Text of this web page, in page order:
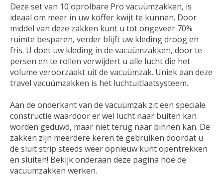
Deze set van 10 oprolbare Pro vacuümzakken, is
ideaal om meer in uw koffer kwijt te kunnen. Door
middel van deze zakken kunt u tot ongeveer 70%
ruimte besparen, verder blijft uw kleding droog en
fris. U doet uw kleding in de vacuümzakken, door te
persen en te rollen verwijdert u alle lucht die het
volume veroorzaakt uit de vacuümzak. Uniek aan deze
travel vacuümzakken is het luchtuitlaatsysteem.
Aan de onderkant van de vacuümzak zit een speciale
constructie waardoor er wel lucht naar buiten kan
worden geduwd, maar niet terug naar binnen kan. De
zakken zijn meerdere keren te gebruiken doordat u
de sluit strip steeds weer opnieuw kunt opentrekken
en sluiten! Bekijk onderaan deze pagina hoe de
vacuümzakken werken.